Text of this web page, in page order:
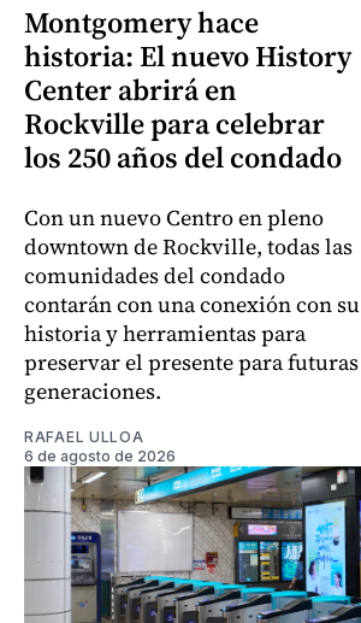
Montgomery hace
historia: El nuevo History
Center abrirá en
Rockville para celebrar
los 250 años del condado
Con un nuevo Centro en pleno
downtown de Rockville, todas las
comunidades del condado
contarán con una conexión con su
historia y herramientas para
preservar el presente para futuras
generaciones.
RAFAEL ULLOA
6 de agosto de 2026